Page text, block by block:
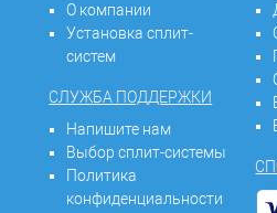
О компании
Установка сплит-
систем
СЛУЖБА ПОДДЕРЖКИ
Напишите нам
Выбор сплит-системы
Политика
конфиденциальности